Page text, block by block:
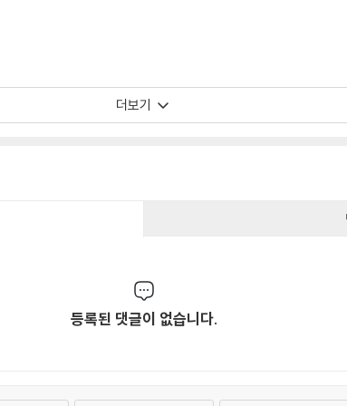
더보기
등록된 댓글이 없습니다.